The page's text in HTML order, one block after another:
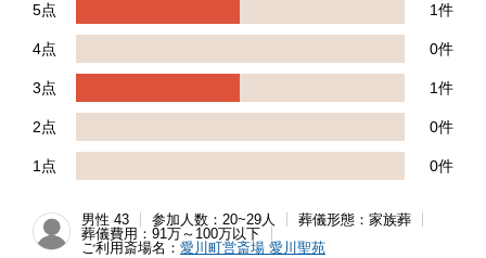
5点 1件
4点 0件
3点 1件
2点 0件
1点 0件
男性 43 参加人数：20~29人
葬儀形態：家族葬
葬儀費用：91万～100万以下
ご利用斎場名： 愛川町営斎場 愛川聖苑